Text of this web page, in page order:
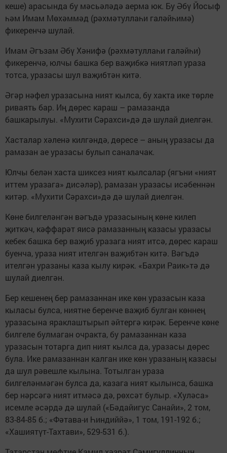
кеше) арасында бу мәсьәләдә аерма юк. Бу Әбү Йосыф
һәм Имам Мөхәммәд (рәхмәтуллаһи галәйһимә)
фикеренчә шулай.
Имам Әгъзам Әбү Хәнифә (рәхмәтуллаһи галәйһи)
фикеренчә, юлчы башка бер ваҗибкә ниятләп ураза
тотса, уразасы шул ваҗибтән китә.
Әгәр нәфел уразасына ният кылса, бу хакта ике төрле
риваять бар. Иң дөрес караш – рамазанда
башкарылуы. «Мухити Сәрахси»дә дә шулай диелгән.
Хасталар хәленә килгәндә, дөресе – аның уразасы да
рамазан ае уразасы булып саналачак.
Юлчы белән хаста шиксез ният кылсалар (ягъни «ният
иттем уразага» дисәләр), рамазан уразасы исәбеннән
китәр. «Мухити Сәрахси»дә дә шулай диелгән.
Көне билгеләнгән вәгъдә уразасының көне килеп
җиткәч, кәффарәт яисә рамазанның казасы уразасы
кебек башка бер ваҗиб уразага ният итсә, дөрес караш
буенча, ураза ният ителгән ваҗибтән китә. Вәгъдә
ителгән уразаны каза кылу кирәк. «Бахри Раик»тә дә
шулай диелгән.
Бер кешенең бер рамазаннан ике көн уразасын каза
кыласы булса, ниятне беренче ваҗиб булган көннең
уразасына яраклаштырып әйтергә кирәк. Беренче көне
билгеле булмаган очракта, бу рамазаннан каза
уразасын тотарга дип ният кылса да, уразасы дөрес
була. Ике рамазаннан калган ике көн уразаның казасы
да шул рәвешле кылына. Тотылган ураза
билгеләнмәгән булса да, казага ният кылынса, башка
бер нәрсәгә ният итмәсә дә, рөхсәт булыр. «Хуләса»
исемле әсәрдә дә шулай («Бәдайигус Санайи», 2 том,
83-84-85 б.; «Фәтава-и Һиндиййә», 1 том, 191-192 б.;
«Хашиятүт-Тахтави», 529-531 б.).